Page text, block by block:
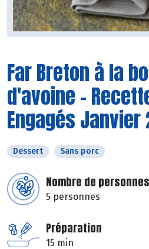
Far Breton à la
d'avoine -
Engagés Janvier
Dessert Sans porc
Nombre de personnes
5 personnes
Préparation
15 min